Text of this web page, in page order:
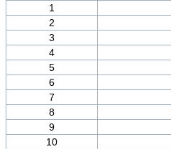
1
2
3
4
5
6
7
8
9
10